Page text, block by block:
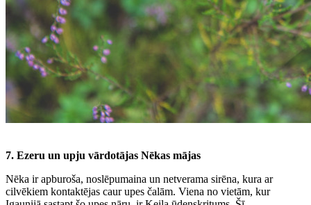
7. Ezeru un upju vārdotājas Nēkas mājas
Nēka ir apburoša, noslēpumaina un netverama sirēna, kura ar
cilvēkiem kontaktējas caur upes čalām. Viena no vietām, kur